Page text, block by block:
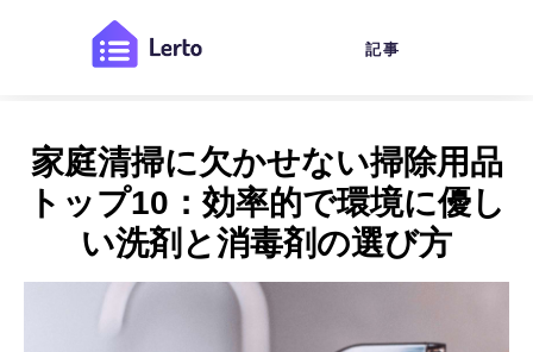
記事
家庭清掃に欠かせない掃除用品
トップ10：効率的で環境に優し
い洗剤と消毒剤の選び方